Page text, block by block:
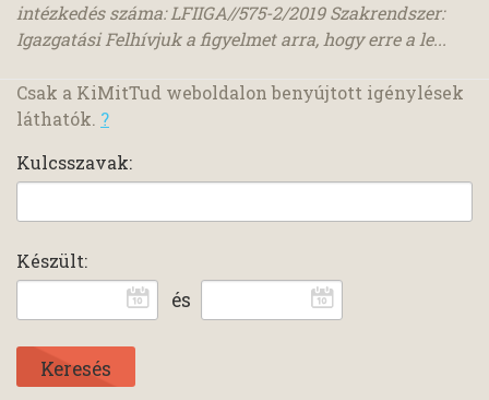
intézkedés száma: LFIIGA//575-2/2019 Szakrendszer:
Igazgatási Felhívjuk a figyelmet arra, hogy erre a le...
Csak a KiMitTud weboldalon benyújtott igénylések
láthatók. ?
Kulcsszavak:
Készült:
és